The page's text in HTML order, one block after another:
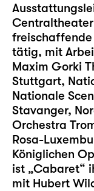
freischaffende
tätig, mit
Maxim Gorki
Stuttgart,
Nationale
Stavanger,
Orchestra
Rosa-
Königlichen
ist „Cabaret“
mit Hubert